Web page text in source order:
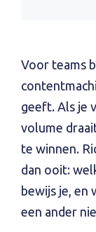
Voor teams
geeft. Als je
volume
te winnen.
dan ooit:
bewijs je, en
een ander